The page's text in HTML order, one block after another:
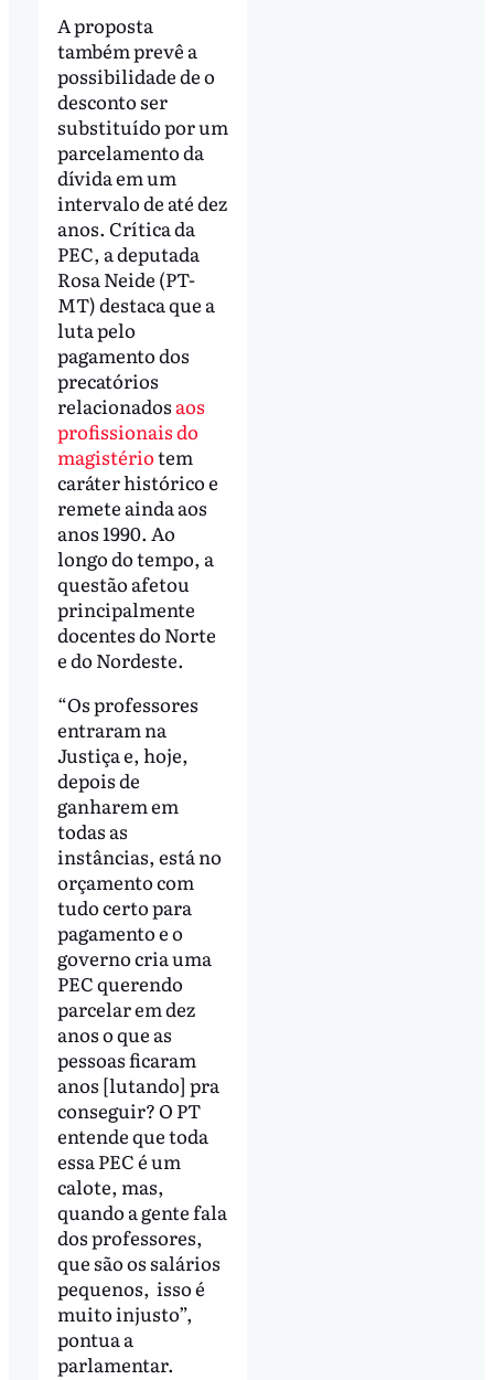
A proposta
também prevê a
possibilidade de o
desconto ser
substituído por um
parcelamento da
dívida em um
intervalo de até dez
anos. Crítica da
PEC, a deputada
Rosa Neide (PT-
MT) destaca que a
luta pelo
pagamento dos
precatórios
relacionados aos
profissionais do
magistériotem
caráter histórico e
remete ainda aos
anos 1990. Ao
longo do tempo, a
questão afetou
principalmente
docentes do Norte
e do Nordeste.
“Os professores
entraram na
Justiça e, hoje,
depois de
ganharem em
todas as
instâncias, está no
orçamento com
tudo certo para
pagamento e o
governo cria uma
PEC querendo
parcelar em dez
anos o que as
pessoas ficaram
anos [lutando] pra
conseguir? O PT
entende que toda
essa PEC é um
calote, mas,
quando a gente fala
dos professores,
que são os salários
pequenos, isso é
muito injusto”,
pontua a
parlamentar.